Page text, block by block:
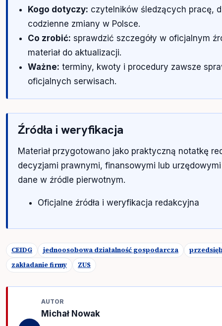
Kogo dotyczy: czytelników śledzących pracę,
codzienne zmiany w Polsce.
Co zrobić: sprawdzić szczegóły w oficjalnym
materiał do aktualizacji.
Ważne: terminy, kwoty i procedury zawsze
oficjalnych serwisach.
Źródła i weryfikacja
Materiał przygotowano jako praktyczną notatkę
decyzjami prawnymi, finansowymi lub
dane w źródle pierwotnym.
Oficjalne źródła i weryfikacja redakcyjna
CEIDG jednoosobowa działalność gospodarcza
zakładanie firmy
ZUS
AUTOR
Michał Nowak